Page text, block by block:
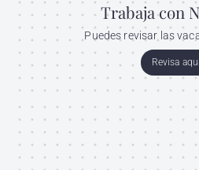
Trabaja con
Puedes revisar las
Revisa